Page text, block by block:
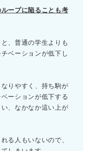
ープに陥ることも考
、普通の学生よりも
ベーションが低下し
りやすく、持ち駒が
ーションが低下する
、なかなか這い上が
る人もいないので、